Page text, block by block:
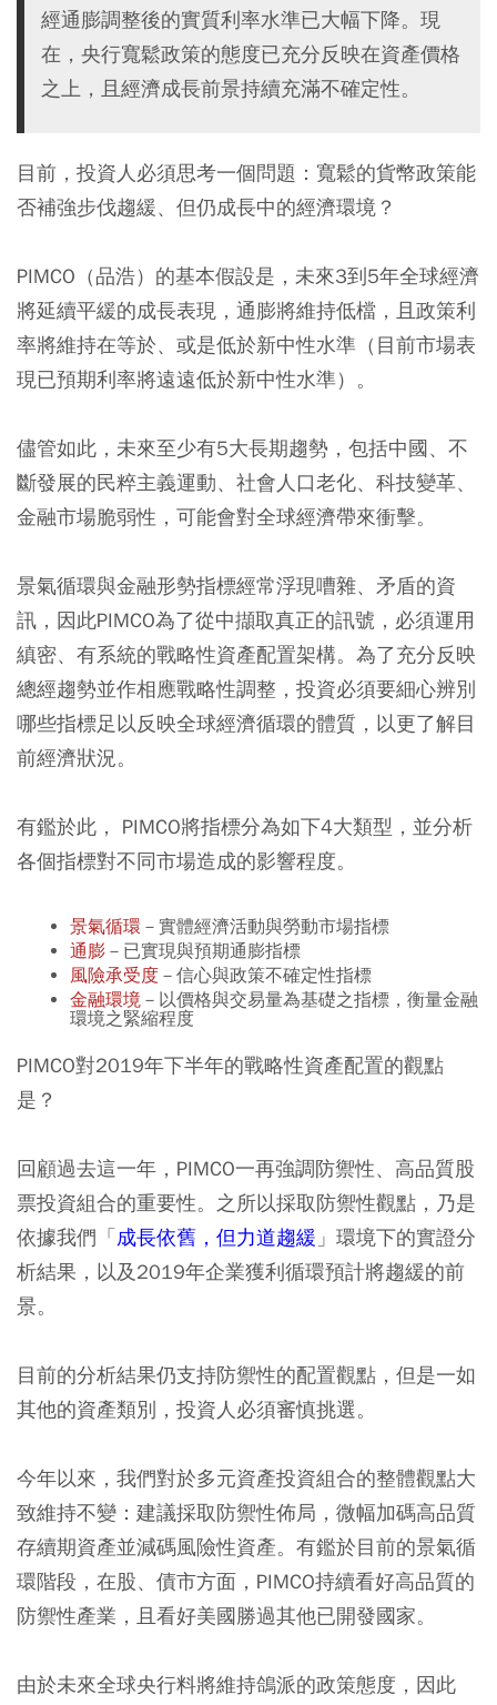
經通膨調整後的實質利率水準已大幅下降。現
在，央行寬鬆政策的態度已充分反映在資產價格
之上，且經濟成長前景持續充滿不確定性。
目前，投資人必須思考一個問題： 寬鬆的貨幣政策能
否補強步伐趨緩、但仍成長中的經濟環境？
PIMCO（品浩）的基本假設是，未來3到5年全球經濟
將延續平緩的成長表現，通膨將維持低檔，且政策利
率將維持在等於、或是低於新中性水準（目前市場表
現已預期利率將遠遠低於新中性水準）。
儘管如此，未來至少有5大長期趨勢，包括中國、不
斷發展的民粹主義運動、社會人口老化、科技變革、
金融市場脆弱性，可能會對全球經濟帶來衝擊。
景氣循環與金融形勢指標經常浮現嘈雜、矛盾的資
訊，因此PIMCO為了從中擷取真正的訊號，必須運用
縝密、有系統的戰略性資產配置架構。為了充分反映
總經趨勢並作相應戰略性調整，投資必須要細心辨別
哪些指標足以反映全球經濟循環的體質，以更了解目
前經濟狀況。
有鑑於此， PIMCO將指標分為如下4大類型，並分析
各個指標對不同市場造成的影響程度。
景氣循環 －實體經濟活動與勞動市場指標
通膨－已實現與預期通膨指標
風險承受度－信心與政策不確定性指標
金融環境－以價格與交易量為基礎之指標，衡量金融
環境之緊縮程度
PIMCO對2019年下半年的戰略性資產配置的觀點
是？
回顧過去這一年，PIMCO一再強調防禦性、高品質股
票投資組合的重要性。之所以採取防禦性觀點，乃是
依據我們「成長依舊，但力道趨緩 」環境下的實證分
析結果，以及2019年企業獲利循環預計將趨緩的前
景。
目前的分析結果仍支持防禦性的配置觀點，但是一如
其他的資產類別，投資人必須審慎挑選。
今年以來，我們對於多元資產投資組合的整體觀點大
致維持不變： 建議採取防禦性佈局 ，微幅加碼高品質
存續期資產並減碼風險性資產。有鑑於目前的景氣循
環階段，在股、債市方面，PIMCO持續看好高品質的
防禦性產業，且看好美國勝過其他已開發國家。
由於未來全球央行料將維持鴿派的政策態度，因此